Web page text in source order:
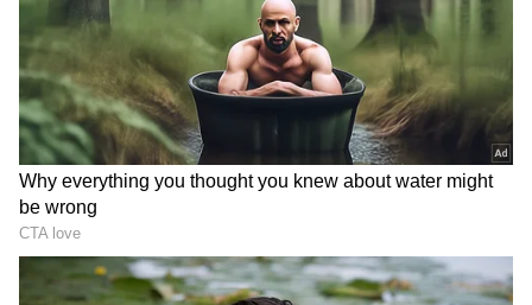
ఆ వీడియో క్లిప్ నెట్టింట చేరి సెన్సేషన్ గా మారిన విషయం
తెలిసిందే. ఒక్కరోజులోనే దేశ వ్యాప్తంగా చుట్టిన ఈ వీడియో
ప్రియా ప్రకాశ్ వారియర్ కు బోలెడంత క్రేజ్ తెచ్చిపెట్టింది.
దీంతో మలయాళం, తెలుగు, కన్నడ, హిందీ చిత్రాల్లో బ్యాక్
టు బ్యాక్ సినిమా ఆఫర్లను అందుకుంటూ వస్తోంది. ప్రస్తుతం
ఈ బ్యూటీ చేతి నిండా సినిమాలు ఉన్నాయి.